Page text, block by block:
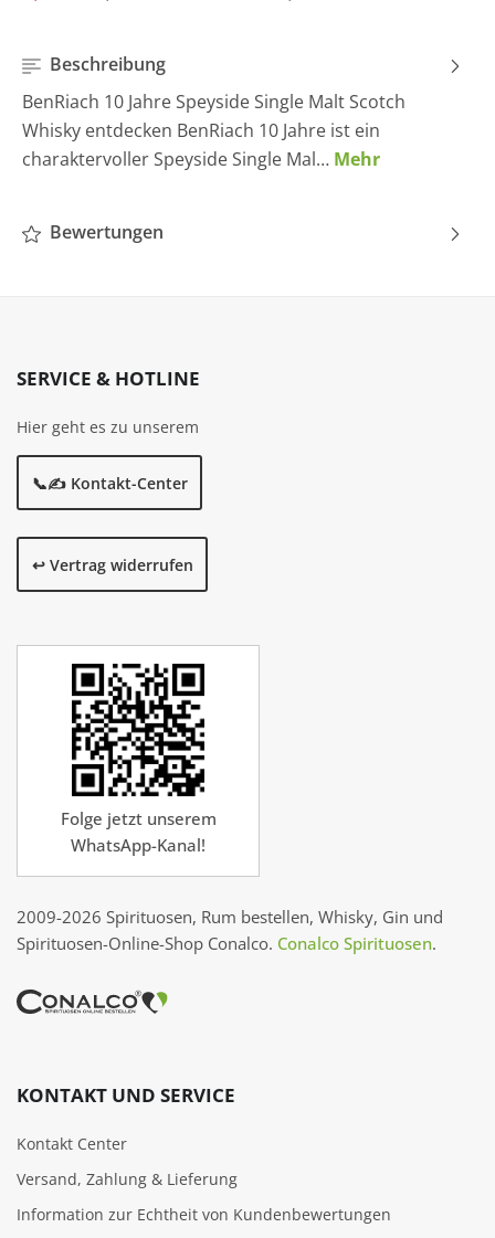
Beschreibung
BenRiach 10 Jahre Speyside Single Malt Scotch
Whisky entdecken BenRiach 10 Jahre ist ein
charaktervoller Speyside Single Mal… Mehr
Bewertungen
SERVICE & HOTLINE
Hier geht es zu unserem
📞✍️ Kontakt-Center
↩️ Vertrag widerrufen
Folge jetzt unserem
WhatsApp-Kanal!
2009-2026 Spirituosen, Rum bestellen, Whisky, Gin und
Spirituosen-Online-Shop Conalco. Conalco Spirituosen.
KONTAKT UND SERVICE
Kontakt Center
Versand, Zahlung & Lieferung
Information zur Echtheit von Kundenbewertungen